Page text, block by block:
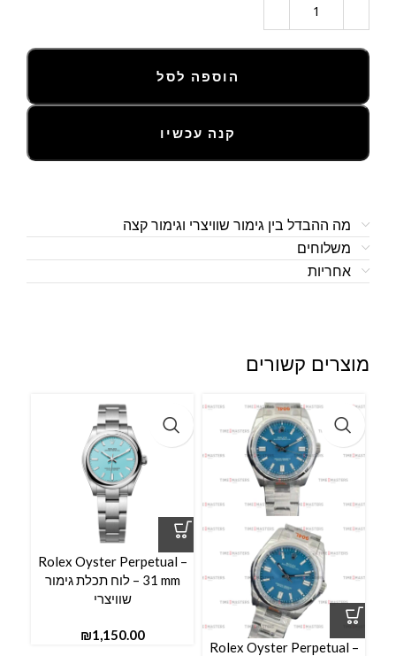
הוספה לסל
קנה עכשיו
מה ההבדל בין גימור שוויצרי וגימור קצה
משלוחים
אחריות
מוצרים קשורים
Rolex Oyster Perpetual –
Rolex Oyster Perpetual –
31 mm – לוח תכלת גימור
שוויצרי
₪